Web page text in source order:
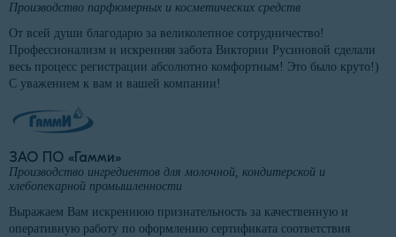
Производство парфюмерных и косметических средств
От всей души благодарю за великолепное сотрудничество!
Профессионализм и искренняя забота Виктории Русиновой сделали
весь процесс регистрации абсолютно комфортным! Это было круто!)
С уважением к вам и вашей компании!
ЗАО ПО «Гамми»
Производство ингредиентов для молочной, кондитерской и
хлебопекарной промышленности
Выражаем Вам искреннюю признательность за качественную и
оперативную работу по оформлению сертификата соответствия